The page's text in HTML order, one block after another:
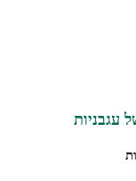
עגבניות